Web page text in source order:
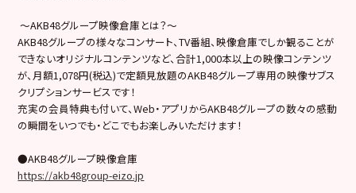
～AKB48グループ映像倉庫とは？～
AKB48グループの様々なコンサート、TV番組、映像倉庫でしか観ることが
できないオリジナルコンテンツなど、合計1,000本以上の映像コンテンツ
が、月額1,078円(税込)で定額見放題のAKB48グループ専用の映像サブス
クリプションサービスです！
充実の会員特典も付いて、Web・アプリからAKB48グループの数々の感動
の瞬間をいつでも・どこでもお楽しみいただけます！
●AKB48グループ映像倉庫
https://akb48group-eizo.jp